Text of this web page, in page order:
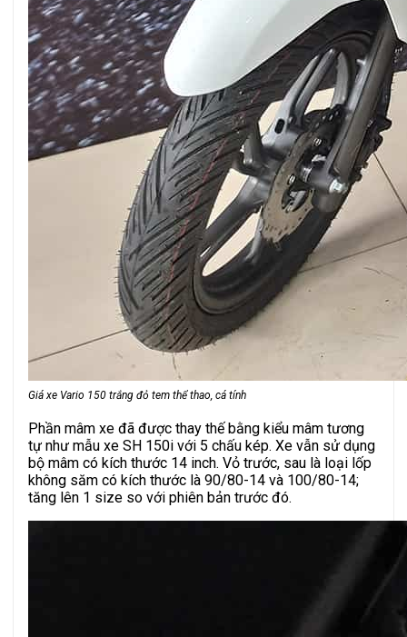
Giá xe Vario 150 trắng đỏ tem thể thao, cá tính
Phần mâm xe đã được thay thế bằng kiểu mâm tương
tự như mẫu xe SH 150i với 5 chấu kép. Xe vẫn sử dụng
bộ mâm có kích thước 14 inch. Vỏ trước, sau là loại lốp
không săm có kích thước là 90/80-14 và 100/80-14;
tăng lên 1 size so với phiên bản trước đó.